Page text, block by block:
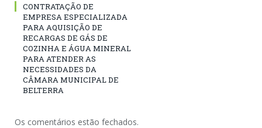
CONTRATAÇÃO DE
EMPRESA ESPECIALIZADA
PARA AQUISIÇÃO DE
RECARGAS DE GÁS DE
COZINHA E ÁGUA MINERAL
PARA ATENDER AS
NECESSIDADES DA
CÂMARA MUNICIPAL DE
BELTERRA
Os comentários estão fechados.